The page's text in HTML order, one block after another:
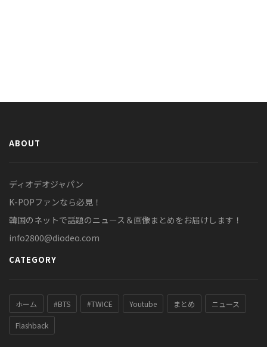
ABOUT
ディオデオジャパン
K-POPファンなら必見！
韓国のネットで話題のニュース＆画像まとめをお届けします！
info2800@diodeo.com
CATEGORY
ホーム #BTS #TWICE Youtube まとめ ニュース
Flashback